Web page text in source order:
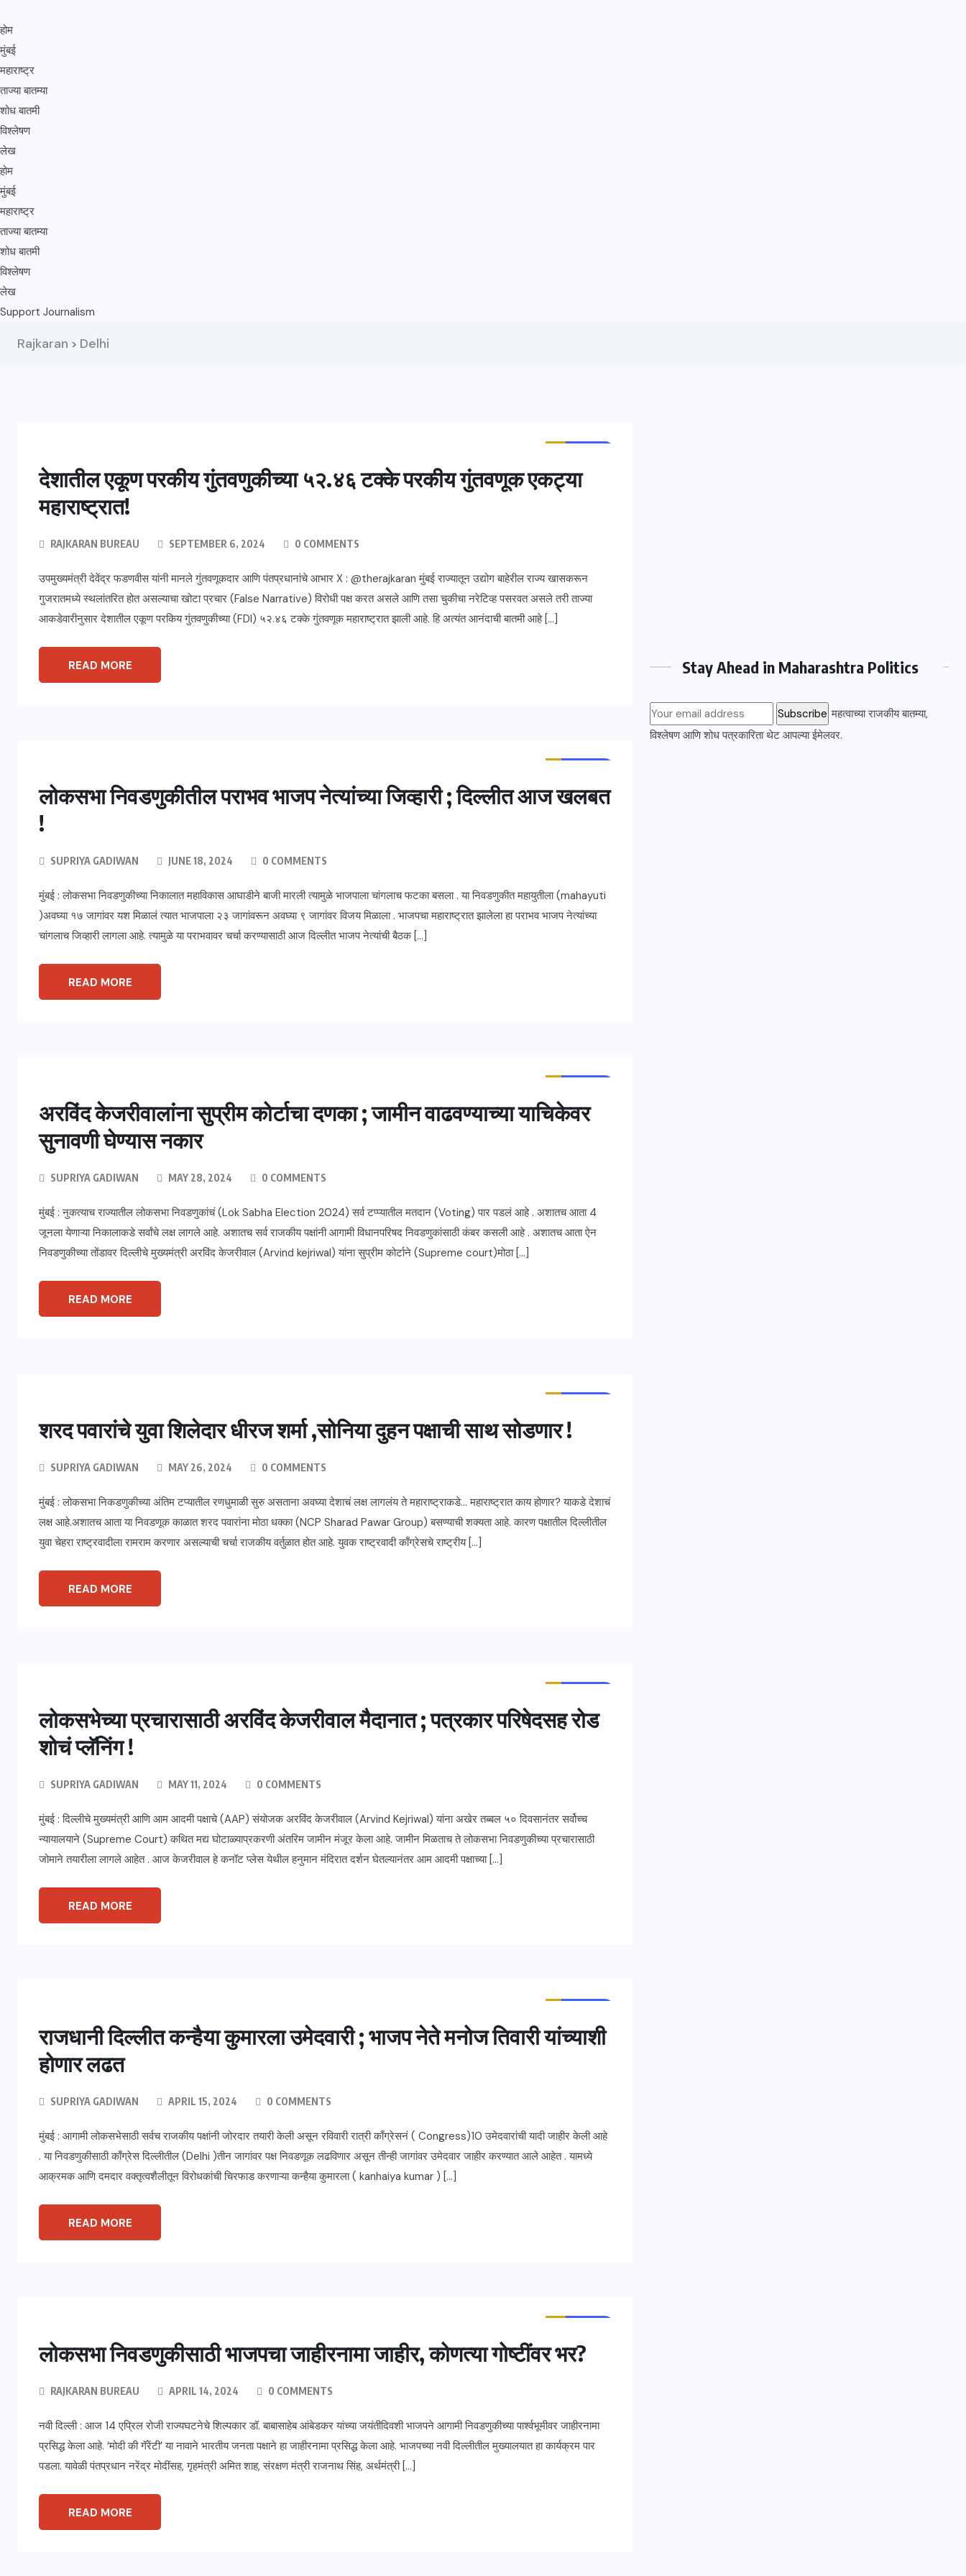
होम
मुंबई
महाराष्ट्र
ताज्या बातम्या
शोध बातमी
विश्लेषण
लेख
होम
मुंबई
महाराष्ट्र
ताज्या बातम्या
शोध बातमी
विश्लेषण
लेख
Support Journalism
Rajkaran > Delhi
देशातील एकूण परकीय गुंतवणुकीच्या ५२.४६ टक्के परकीय गुंतवणूक एकट्या
महाराष्ट्रात!
RAJKARAN BUREAU SEPTEMBER 6, 2024 0 COMMENTS
उपमुख्यमंत्री देवेंद्र फडणवीस यांनी मानले गुंतवणूकदार आणि पंतप्रधानांचे आभार X : @therajkaran मुंबई राज्यातून उद्योग बाहेरील राज्य खासकरून
गुजरातमध्ये स्थलांतरित होत असल्याचा खोटा प्रचार (False Narrative) विरोधी पक्ष करत असले आणि तसा चुकीचा नरेटिव्ह पसरवत असले तरी ताज्या
आकडेवारीनुसार देशातील एकूण परकिय गुंतवणुकीच्या (FDI) ५२.४६ टक्के गुंतवणूक महाराष्ट्रात झाली आहे. हि अत्यंत आनंदाची बातमी आहे […]
READ MORE
लोकसभा निवडणुकीतील पराभव भाजप नेत्यांच्या जिव्हारी ; दिल्लीत आज खलबत
!
SUPRIYA GADIWAN JUNE 18, 2024 0 COMMENTS
मुंबई : लोकसभा निवडणुकीच्या निकालात महाविकास आघाडीने बाजी मारली त्यामुळे भाजपाला चांगलाच फटका बसला . या निवडणुकीत महायुतीला (mahayuti
)अवघ्या १७ जागांवर यश मिळालं त्यात भाजपाला २३ जागांवरून अवघ्या ९ जागांवर विजय मिळाला . भाजपचा महाराष्ट्रात झालेला हा पराभव भाजप नेत्यांच्या
चांगलाच जिव्हारी लागला आहे. त्यामुळे या पराभवावर चर्चा करण्यासाठी आज दिल्लीत भाजप नेत्यांची बैठक […]
READ MORE
अरविंद केजरीवालांना सुप्रीम कोर्टाचा दणका ; जामीन वाढवण्याच्या याचिकेवर
सुनावणी घेण्यास नकार
SUPRIYA GADIWAN MAY 28, 2024 0 COMMENTS
मुंबई : नुकत्याच राज्यातील लोकसभा निवडणुकांचं (Lok Sabha Election 2024) सर्व टप्प्यातील मतदान (Voting) पार पडलं आहे . अशातच आता 4
जूनला येणाऱ्या निकालाकडे सर्वांचे लक्ष लागले आहे. अशातच सर्व राजकीय पक्षांनी आगामी विधानपरिषद निवडणुकांसाठी कंबर कसली आहे . अशातच आता ऐन
निवडणुकीच्या तोंडावर दिल्लीचे मुख्यमंत्री अरविंद केजरीवाल (Arvind kejriwal) यांना सुप्रीम कोर्टाने (Supreme court)मोठा […]
READ MORE
शरद पवारांचे युवा शिलेदार धीरज शर्मा ,सोनिया दुहन पक्षाची साथ सोडणार !
SUPRIYA GADIWAN MAY 26, 2024 0 COMMENTS
मुंबई : लोकसभा निकडणुकीच्या अंतिम टप्यातील रणधुमाळी सुरु असताना अवघ्या देशाचं लक्ष लागलंय ते महाराष्ट्राकडे… महाराष्ट्रात काय होणार? याकडे देशाचं
लक्ष आहे.अशातच आता या निवडणूक काळात शरद पवारांना मोठा धक्का (NCP Sharad Pawar Group) बसण्याची शक्यता आहे. कारण पक्षातील दिल्लीतील
युवा चेहरा राष्ट्रवादीला रामराम करणार असल्याची चर्चा राजकीय वर्तुळात होत आहे. युवक राष्ट्रवादी काँग्रेसचे राष्ट्रीय […]
READ MORE
लोकसभेच्या प्रचारासाठी अरविंद केजरीवाल मैदानात ; पत्रकार परिषेदसह रोड
शोचं प्लॅनिंग !
SUPRIYA GADIWAN MAY 11, 2024 0 COMMENTS
मुंबई : दिल्लीचे मुख्यमंत्री आणि आम आदमी पक्षाचे (AAP) संयोजक अरविंद केजरीवाल (Arvind Kejriwal) यांना अखेर तब्बल ५० दिवसानंतर सर्वोच्च
न्यायालयाने (Supreme Court) कथित मद्य घोटाळ्याप्रकरणी अंतरिम जामीन मंजूर केला आहे. जामीन मिळताच ते लोकसभा निवडणुकीच्या प्रचारासाठी
जोमाने तयारीला लागले आहेत . आज केजरीवाल हे कनॉट प्लेस येथील हनुमान मंदिरात दर्शन घेतल्यानंतर आम आदमी पक्षाच्या […]
READ MORE
राजधानी दिल्लीत कन्हैया कुमारला उमेदवारी ; भाजप नेते मनोज तिवारी यांच्याशी
होणार लढत
SUPRIYA GADIWAN APRIL 15, 2024 0 COMMENTS
मुंबई : आगामी लोकसभेसाठी सर्वच राजकीय पक्षांनी जोरदार तयारी केली असून रविवारी रात्री काँग्रेसनं ( Congress)10 उमेदवारांची यादी जाहीर केली आहे
. या निवडणुकीसाठी काँग्रेस दिल्लीतील (Delhi )तीन जागांवर पक्ष निवडणूक लढविणार असून तीन्ही जागांवर उमेदवार जाहीर करण्यात आले आहेत . यामध्ये
आक्रमक आणि दमदार वक्तृत्वशैलीतून विरोधकांची चिरफाड करणाऱ्या कन्हैया कुमारला ( kanhaiya kumar ) […]
READ MORE
लोकसभा निवडणुकीसाठी भाजपचा जाहीरनामा जाहीर, कोणत्या गोष्टींवर भर?
RAJKARAN BUREAU APRIL 14, 2024 0 COMMENTS
नवी दिल्ली : आज 14 एप्रिल रोजी राज्यघटनेचे शिल्पकार डॉ. बाबासाहेब आंबेडकर यांच्या जयंतीदिवशी भाजपने आगामी निवडणुकीच्या पार्श्वभूमीवर जाहीरनामा
प्रसिद्ध केला आहे. ‘मोदी की गॅरेंटी’ या नावाने भारतीय जनता पक्षाने हा जाहीरनामा प्रसिद्ध केला आहे. भाजपच्या नवी दिल्लीतील मुख्यालयात हा कार्यक्रम पार
पडला. यावेळी पंतप्रधान नरेंद्र मोदींसह, गृहमंत्री अमित शाह, संरक्षण मंत्री राजनाथ सिंह, अर्थमंत्री […]
READ MORE
Stay Ahead in Maharashtra Politics
महत्वाच्या राजकीय बातम्या,
विश्लेषण आणि शोध पत्रकारिता थेट आपल्या ईमेलवर.